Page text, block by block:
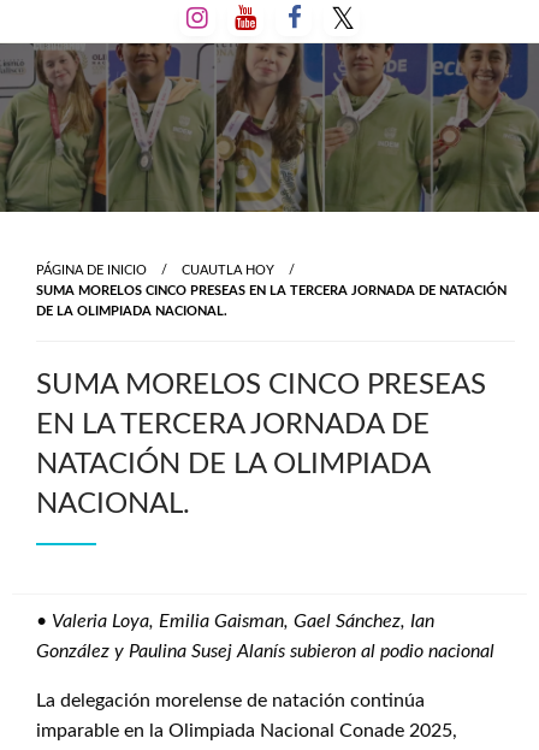
al
contenido
PÁGINA DE INICIO
CUAUTLA HOY
SUMA MORELOS CINCO PRESEAS EN LA TERCERA JORNADA DE NATACIÓN
DE LA OLIMPIADA NACIONAL.
SUMA MORELOS CINCO PRESEAS
EN LA TERCERA JORNADA DE
NATACIÓN DE LA OLIMPIADA
NACIONAL.
• Valeria Loya, Emilia Gaisman, Gael Sánchez, Ian
González y Paulina Susej Alanís subieron al podio nacional
La delegación morelense de natación continúa
imparable en la Olimpiada Nacional Conade 2025,